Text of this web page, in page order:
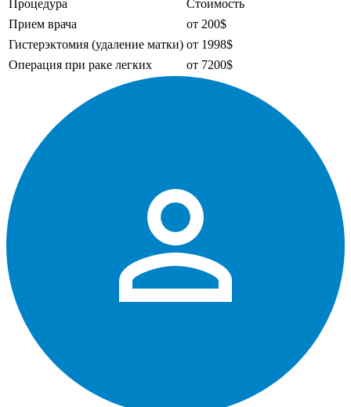
Процедура
Стоимость
Прием врача
от 200$
Гистерэктомия (удаление матки) от 1998$
Операция при раке легких
от 7200$